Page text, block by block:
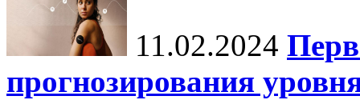
11.02.2024
прогнозирования